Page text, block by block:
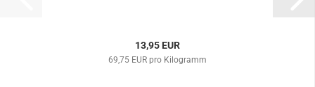
13,95 EUR
69,75 EUR pro Kilogramm